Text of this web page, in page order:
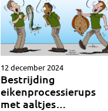
12 december 2024
Bestrijding
eikenprocessierups
met aaltjes…